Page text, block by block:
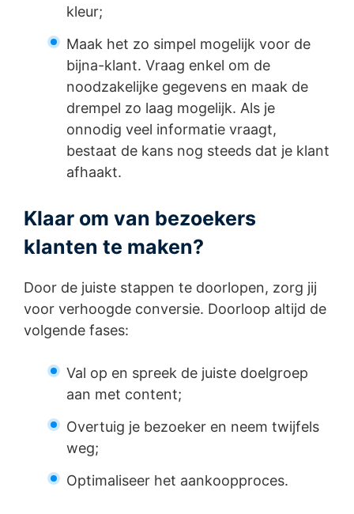
kleur;
Maak het zo simpel mogelijk voor de
bijna-klant. Vraag enkel om de
noodzakelijke gegevens en maak de
drempel zo laag mogelijk. Als je
onnodig veel informatie vraagt,
bestaat de kans nog steeds dat je klant
afhaakt.
Klaar om van bezoekers
klanten te maken?
Door de juiste stappen te doorlopen, zorg jij
voor verhoogde conversie. Doorloop altijd de
volgende fases:
Val op en spreek de juiste doelgroep
aan met content;
Overtuig je bezoeker en neem twijfels
weg;
Optimaliseer het aankoopproces.